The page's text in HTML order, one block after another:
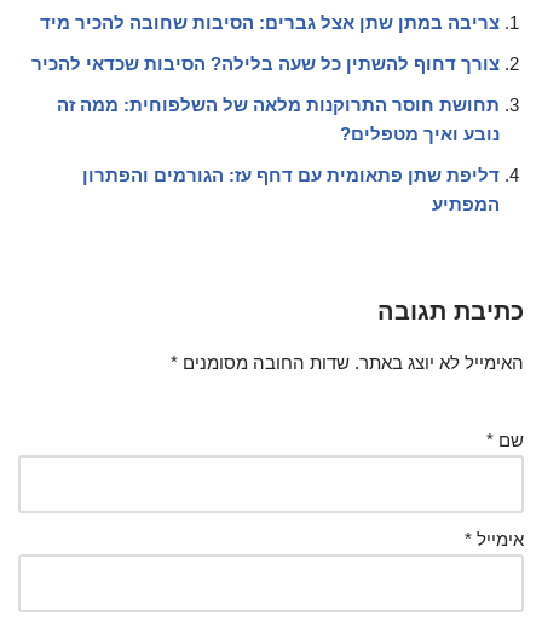
צריבה במתן שתן אצל גברים: הסיבות שחובה להכיר מיד
צורך דחוף להשתין כל שעה בלילה? הסיבות שכדאי להכיר
תחושת חוסר התרוקנות מלאה של השלפוחית: ממה זה
נובע ואיך מטפלים?
דליפת שתן פתאומית עם דחף עז: הגורמים והפתרון
המפתיע
כתיבת תגובה
האימייל לא יוצג באתר. שדות החובה מסומנים *
שם *
אימייל *